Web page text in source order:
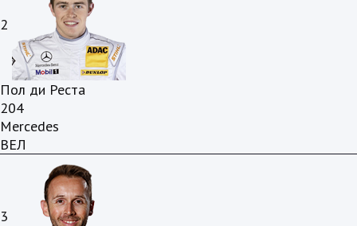
2
Пол ди Реста
204
Mercedes
ВЕЛ
3